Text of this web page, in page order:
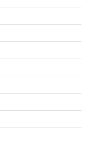
Januar 2021
Juni 2020
Mai 2020